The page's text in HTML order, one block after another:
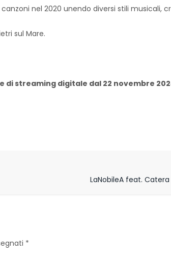
nel 2020 unendo diversi stili musicali,
sul Mare.
streaming digitale dal 22 novembre
LaNobileA feat.
*